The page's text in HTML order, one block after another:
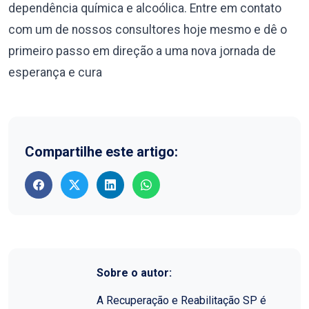
dependência química e alcoólica. Entre em contato
com um de nossos consultores hoje mesmo e dê o
primeiro passo em direção a uma nova jornada de
esperança e cura
Compartilhe este artigo:
Sobre o autor:
A Recuperação e Reabilitação SP é